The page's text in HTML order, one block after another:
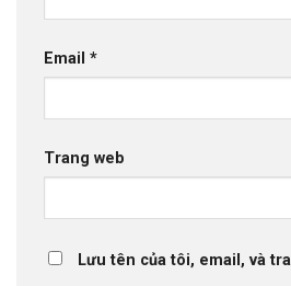
Email *
Trang web
Lưu tên của tôi, email, và